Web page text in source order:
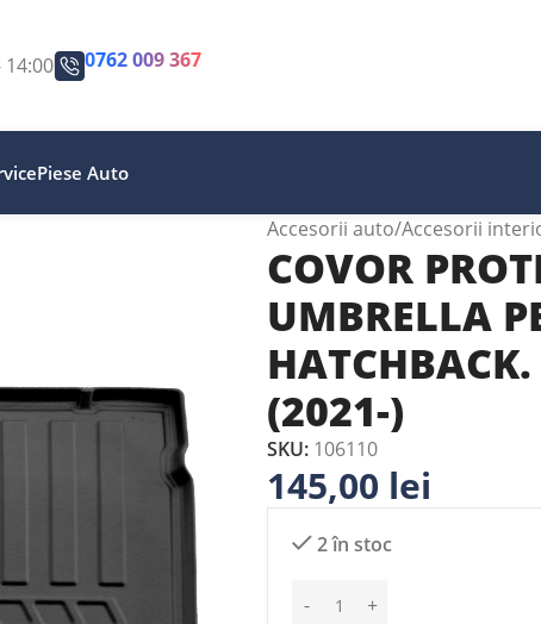
14:00 0762 009 367
Piese Auto
Accesorii auto Accesorii
COVOR
UMBRELLA
(2021-)
SKU: 106110
145,00 lei
2 în stoc